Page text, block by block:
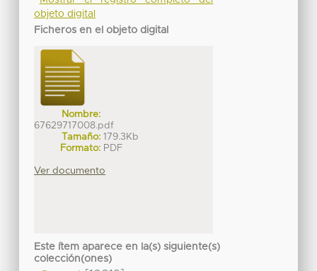
objeto digital
Ficheros en el objeto digital
Nombre:
67629717008.pdf
Tamaño: 179.3Kb
Formato: PDF
Ver documento
Este ítem aparece en la(s) siguiente(s)
colección(ones)